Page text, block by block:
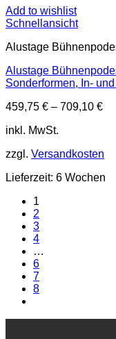
Add to wishlist
Schnellansicht
Alustage
Alustage
Sonderformen, In-
459,75 € – 709,10 €
inkl. MwSt.
zzgl. Versandkosten
Lieferzeit: 6 Wochen
1
2
3
4
…
6
7
8